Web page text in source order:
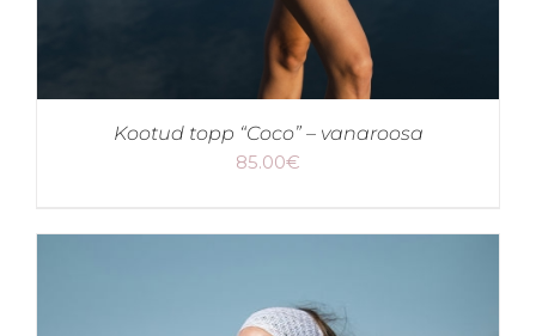
Kootud topp “Coco” – vanaroosa
85.00€